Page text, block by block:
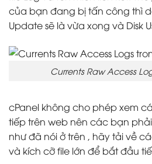
của bạn đang bị tấn công thì
Update sẽ là vừa xong và Disk
Currents Raw Access
cPanel không cho phép xem
tiếp trên web nên các bạn
như đã nói ở trên , hãy tải về
và kích cỡ file lớn để bắt đầu